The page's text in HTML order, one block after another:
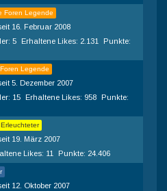
Foren Legende
16. Februar 2008
5 Erhaltene Likes 2.131
Punkte
Legende
5. Dezember 2007
15 Erhaltene Likes 958 Punkte
Erleuchteter
19. März 2007
Likes 11 Punkte 24.406
12. Oktober 2007